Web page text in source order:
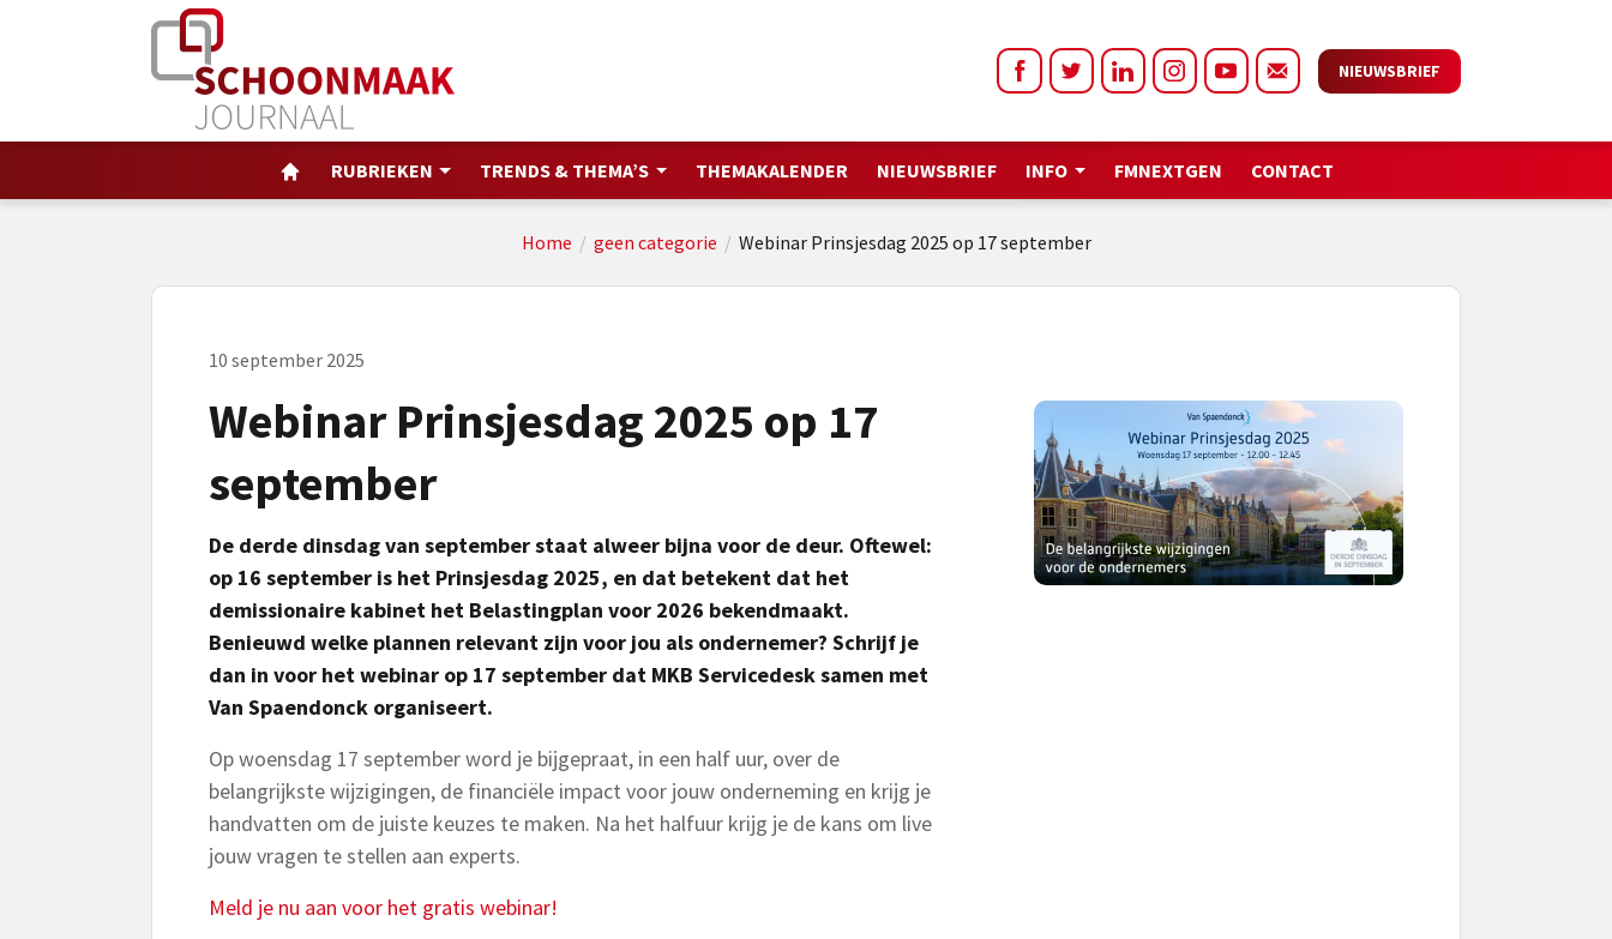
NIEUWSBRIEF
RUBRIEKEN TRENDS & THEMA’S THEMAKALENDER NIEUWSBRIEF INFO FMNEXTGEN CONTACT
Home / geen categorie / Webinar Prinsjesdag 2025 op 17 september
10 september 2025
Webinar Prinsjesdag 2025 op 17
september
De derde dinsdag van september staat alweer bijna voor de deur. Oftewel:
op 16 september is het Prinsjesdag 2025, en dat betekent dat het
demissionaire kabinet het Belastingplan voor 2026 bekendmaakt.
Benieuwd welke plannen relevant zijn voor jou als ondernemer? Schrijf je
dan in voor het webinar op 17 september dat MKB Servicedesk samen met
Van Spaendonck organiseert.
Op woensdag 17 september word je bijgepraat, in een half uur, over de
belangrijkste wijzigingen, de financiële impact voor jouw onderneming en krijg je
handvatten om de juiste keuzes te maken. Na het halfuur krijg je de kans om live
jouw vragen te stellen aan experts.
Meld je nu aan voor het gratis webinar!